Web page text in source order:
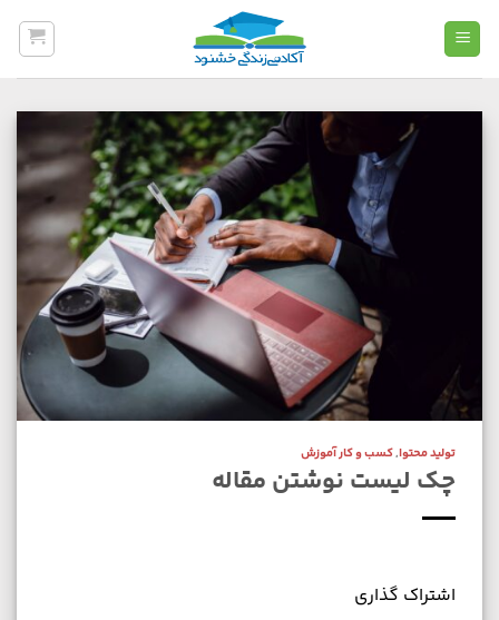
تولید محتوا,کسب و کار آموزش
چک لیست نوشتن مقاله
اشتراک گذاری